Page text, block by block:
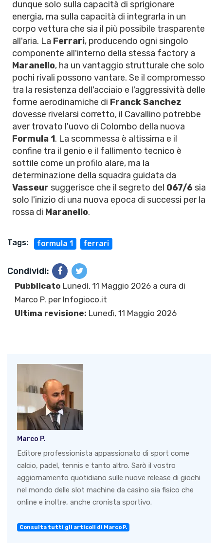
dunque solo sulla capacità di sprigionare
energia, ma sulla capacità di integrarla in un
corpo vettura che sia il più possibile trasparente
all'aria. La Ferrari, producendo ogni singolo
componente all'interno della stessa factory a
Maranello, ha un vantaggio strutturale che solo
pochi rivali possono vantare. Se il compromesso
tra la resistenza dell'acciaio e l'aggressività delle
forme aerodinamiche di Franck Sanchez
dovesse rivelarsi corretto, il Cavallino potrebbe
aver trovato l'uovo di Colombo della nuova
Formula 1. La scommessa è altissima e il
confine tra il genio e il fallimento tecnico è
sottile come un profilo alare, ma la
determinazione della squadra guidata da
Vasseur suggerisce che il segreto del 067/6 sia
solo l'inizio di una nuova epoca di successi per la
rossa di Maranello.
Tags: formula 1 ferrari
Condividi:
Pubblicato Lunedì, 11 Maggio 2026 a cura di
Marco P. per Infogioco.it
Ultima revisione: Lunedì, 11 Maggio 2026
Marco P.
Editore professionista appassionato di sport come
calcio, padel, tennis e tanto altro. Sarò il vostro
aggiornamento quotidiano sulle nuove release di giochi
nel mondo delle slot machine da casino sia fisico che
online e inoltre, anche cronista sportivo.
Consulta tutti gli articoli di Marco P.